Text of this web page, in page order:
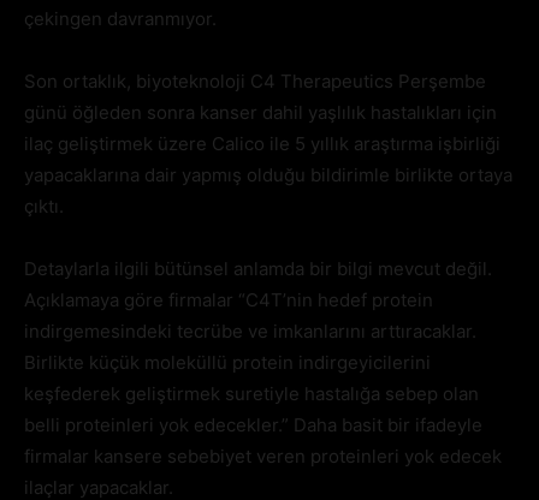
çekingen davranmıyor.
Son ortaklık, biyoteknoloji C4 Therapeutics Perşembe
günü öğleden sonra kanser dahil yaşlılık hastalıkları için
ilaç geliştirmek üzere Calico ile 5 yıllık araştırma işbirliği
yapacaklarına dair yapmış olduğu bildirimle birlikte ortaya
çıktı.
Detaylarla ilgili bütünsel anlamda bir bilgi mevcut değil.
Açıklamaya göre firmalar “C4T’nin hedef protein
indirgemesindeki tecrübe ve imkanlarını arttıracaklar.
Birlikte küçük moleküllü protein indirgeyicilerini
keşfederek geliştirmek suretiyle hastalığa sebep olan
belli proteinleri yok edecekler.” Daha basit bir ifadeyle
firmalar kansere sebebiyet veren proteinleri yok edecek
ilaçlar yapacaklar.